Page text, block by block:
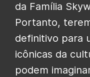
da Família
Portanto,
definitivo para
icônicas da
podem